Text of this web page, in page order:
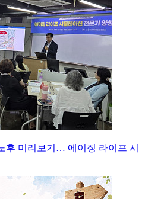
후 미리보기… 에이징 라이프 시